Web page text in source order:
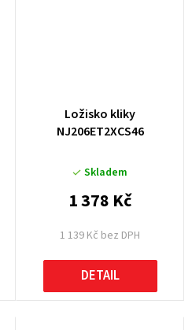
Ložisko kliky
NJ206ET2XCS46
Skladem
1 139 Kč bez DPH
1 378 Kč
DETAIL